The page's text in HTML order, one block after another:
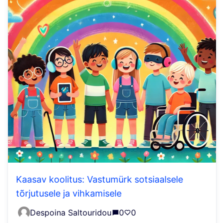
Kaasav koolitus: Vastumürk sotsiaalsele
tõrjutusele ja vihkamisele
Despoina Saltouridou 0 0